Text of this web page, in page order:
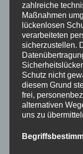
zahlreiche
Maßnahmen
lückenlosen
verarbeiteten
sicherzustellen.
Schutz nicht
diesem Grund
frei,
alternativen
uns zu